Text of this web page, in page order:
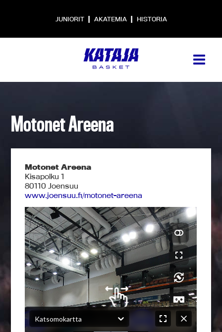
JUNIORIT | AKATEMIA | HISTORIA
Motonet Areena
Motonet Areena
Kisapolku 1
80110 Joensuu
www.joensuu.fi/motonet-areena